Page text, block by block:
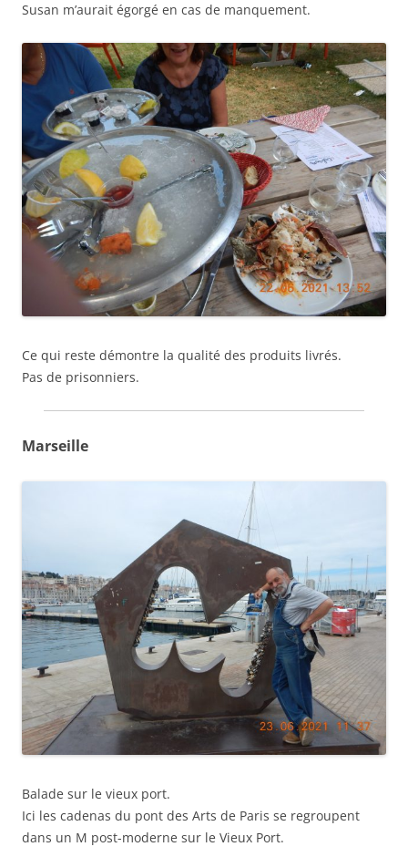
Susan m’aurait égorgé en cas de manquement.
Ce qui reste démontre la qualité des produits livrés.
Pas de prisonniers.
Marseille
Balade sur le vieux port.
Ici les cadenas du pont des Arts de Paris se regroupent
dans un M post-moderne sur le Vieux Port.